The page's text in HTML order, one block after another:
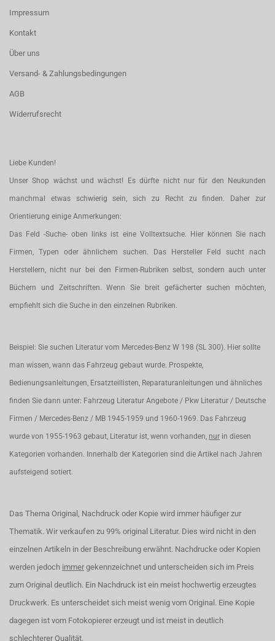
Impressum
Kontakt
Über uns
Versand- & Zahlungsbedingungen
AGB
Widerrufsrecht
Liebe Kunden!
Unser Shop wächst und wächst! Es dürfte nicht nur für den Neukunden
manchmal etwas schwierig sein, sich zu Recht zu finden. Daher zur
Orientierung einige Anmerkungen:
Das Feld -Suche- oben links ist eine Volltextsuche. Hier können Sie nach
Firmen, Typen oder ähnlichem suchen. Das Hersteller Feld sucht nach
Herstellern, nicht nur bei den Firmen-Rubriken selbst, sondern auch unter
Büchern und Zeitschriften. Wenn Sie breit gefächerter suchen möchten,
empfiehlt sich die Suche in den einzelnen Rubriken.
Beispiel: Sie suchen Literatur vom Mercedes-Benz W 198 (SL 300). Hier sollte
man wissen, wann das Fahrzeug gebaut wurde. Prospekte,
Bedienungsanleitungen, Ersatzteillisten, Reparaturanleitungen und ähnliches
finden Sie dann unter: Fahrzeug Literatur Angebote / Pkw Literatur / Deutsche
Firmen / Mercedes-Benz / MB 1945-1959 und 1960-1969. Das Fahrzeug
wurde von 1955-1963 gebaut, Literatur ist, wenn vorhanden, nur in diesen
Kategorien vorhanden. Innerhalb der Kategorien sind die Artikel nach Jahren
aufsteigend sotiert.
Das Thema Original, Nachdruck oder Kopie wird immer häufiger zur
Thematik. Wir verkaufen zu 99% original Literatur. Dies wird nicht in den
einzelnen Artikeln in der Beschreibung erwähnt. Nachdrucke oder Kopien
werden jedoch immer gekennzeichnet und unterscheiden sich im Preis
zum Original deutlich. Ein Nachdruck ist ein meist hochwertig erzeugtes
Druckwerk. Es unterscheidet sich meist wenig vom Original. Eine Kopie
dagegen ist vom Fotokopierer erzeugt und ist meist in deutlich
schlechterer Qualität.